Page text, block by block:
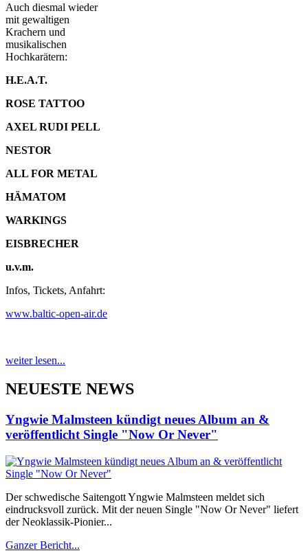
Auch diesmal wieder
mit gewaltigen
Krachern und
musikalischen
Hochkarätern:
H.E.A.T.
ROSE TATTOO
AXEL RUDI PELL
NESTOR
ALL FOR METAL
HÄMATOM
WARKINGS
EISBRECHER
u.v.m.
Infos, Tickets, Anfahrt:
www.baltic-open-air.de
weiter lesen...
NEUESTE NEWS
Yngwie Malmsteen kündigt neues Album an &
veröffentlicht Single "Now Or Never"
Der schwedische Saitengott Yngwie Malmsteen meldet sich
eindrucksvoll zurück. Mit der neuen Single "Now Or Never" liefert
der Neoklassik-Pionier...
Ganzer Bericht...